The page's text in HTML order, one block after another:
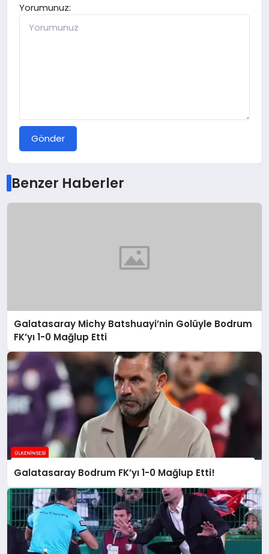
Yorumunuz:
Gönder
Benzer Haberler
Galatasaray Michy Batshuayi’nin Golüyle Bodrum
FK’yı 1-0 Mağlup Etti
Galatasaray Bodrum FK’yı 1-0 Mağlup Etti!